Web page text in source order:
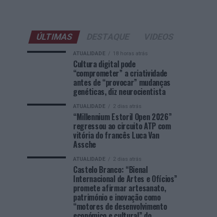
ÚLTIMAS
ATUALIDADE 18 horas atrás
Cultura digital pode
“comprometer” a criatividade
antes de “provocar” mudanças
genéticas, diz neurocientista
ATUALIDADE 2 dias atrás
“Millennium Estoril Open 2026”
regressou ao circuito ATP com
vitória do francês Luca Van
Assche
ATUALIDADE 2 dias atrás
Castelo Branco: “Bienal
Internacional de Artes e Ofícios”
promete afirmar artesanato,
património e inovação como
“motores de desenvolvimento